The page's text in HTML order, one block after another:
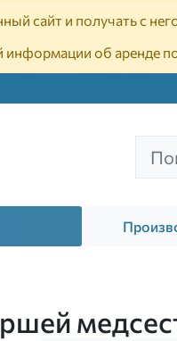
сайт и получать с
об аренде